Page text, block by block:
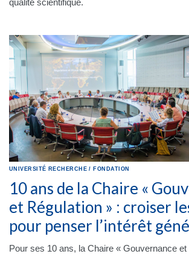
qualité scientifique.
UNIVERSITÉ RECHERCHE / FONDATION
10 ans de la Chaire «
et Régulation » : croiser
pour penser l’intérêt
Pour ses 10 ans, la Chaire « Gouvernance et